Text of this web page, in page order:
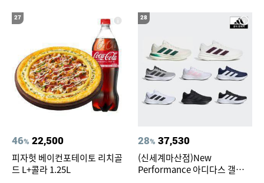
27
46% 22,500
피자헛 베이컨포테이토 리치골
드 L+콜라 1.25L
28
28% 37,530
(신세계마산점)New
Performance 아디다스 갤럭시